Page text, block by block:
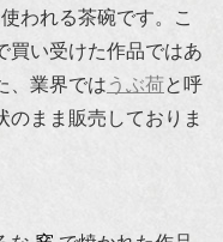
われる茶碗です。こ
買い受けた作品ではあ
、業界では うぶ荷と呼
のまま販売しておりま